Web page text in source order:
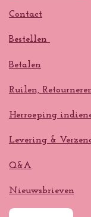
Contact
Bestellen
Betalen
Ruilen,
Herroeping
Levering &
Q&A
Nieuwsbrieven